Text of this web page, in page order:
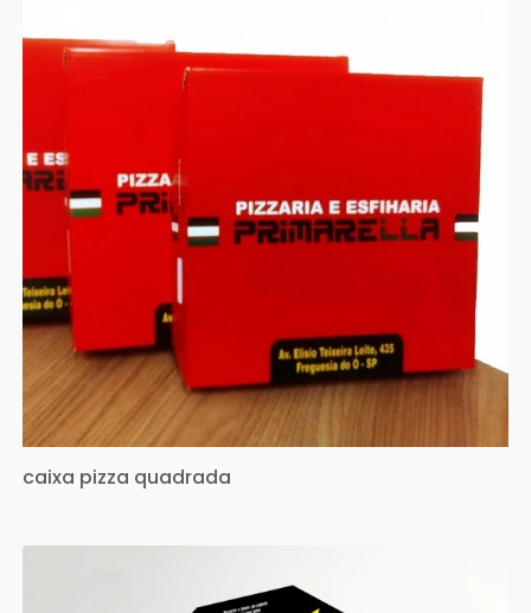
caixa pizza quadrada